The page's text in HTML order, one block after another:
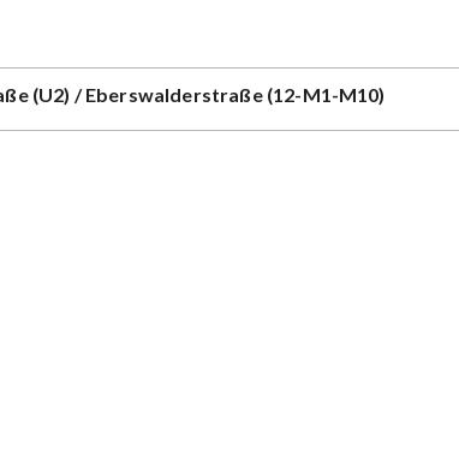
(U2) / Eberswalderstraße (12-M1-M10)